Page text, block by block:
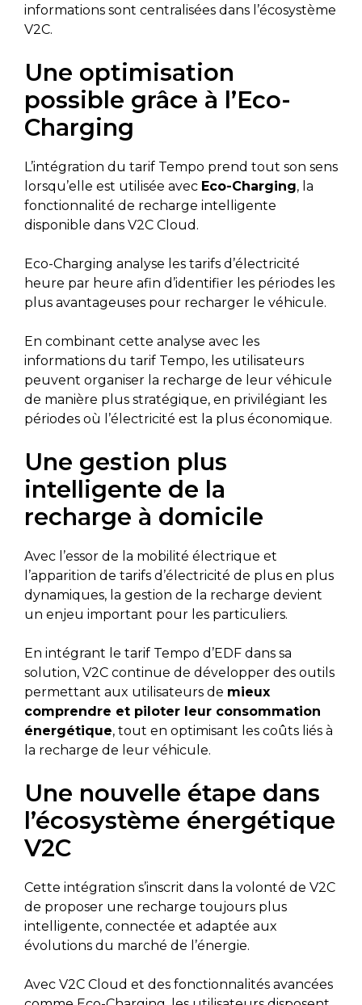
informations sont centralisées dans l’écosystème
V2C.
Une optimisation
possible grâce à l’Eco-
Charging
L’intégration du tarif Tempo prend tout son sens
lorsqu’elle est utilisée avec Eco-Charging, la
fonctionnalité de recharge intelligente
disponible dans V2C Cloud.
Eco-Charging analyse les tarifs d’électricité
heure par heure afin d’identifier les périodes les
plus avantageuses pour recharger le véhicule.
En combinant cette analyse avec les
informations du tarif Tempo, les utilisateurs
peuvent organiser la recharge de leur véhicule
de manière plus stratégique, en privilégiant les
périodes où l’électricité est la plus économique.
Une gestion plus
intelligente de la
recharge à domicile
Avec l’essor de la mobilité électrique et
l’apparition de tarifs d’électricité de plus en plus
dynamiques, la gestion de la recharge devient
un enjeu important pour les particuliers.
En intégrant le tarif Tempo d’EDF dans sa
solution, V2C continue de développer des outils
permettant aux utilisateurs de mieux
comprendre et piloter leur consommation
énergétique, tout en optimisant les coûts liés à
la recharge de leur véhicule.
Une nouvelle étape dans
l’écosystème énergétique
V2C
Cette intégration s’inscrit dans la volonté de V2C
de proposer une recharge toujours plus
intelligente, connectée et adaptée aux
évolutions du marché de l’énergie.
Avec V2C Cloud et des fonctionnalités avancées